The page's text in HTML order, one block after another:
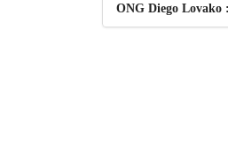
ONG Diego